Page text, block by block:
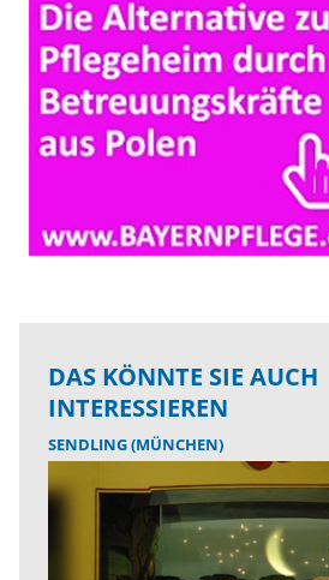
DAS KÖNNTE SIE AUCH
INTERESSIEREN
SENDLING (MÜNCHEN)